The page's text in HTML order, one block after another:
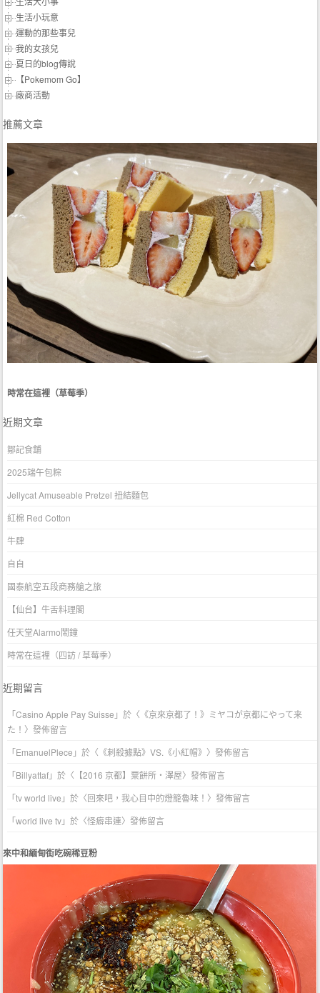
生活小玩意
運動的那些事兒
我的女孩兒
夏日的blog傳說
【Pokemom Go】
廠商活動
推薦文章
時常在這裡（草莓季）
近期文章
鄒記食舖
2025端午包粽
Jellycat Amuseable Pretzel 扭結麵包
紅棉 Red Cotton
牛肆
自自
國泰航空五段商務艙之旅
【仙台】牛舌料理閣
任天堂Alarmo鬧鐘
時常在這裡（四訪 / 草莓季）
近期留言
「Casino Apple Pay Suisse 」於〈 《京來京都了！》ミヤコが京都にやって来
た！ 〉發佈留言
「EmanuelPlece 」於〈 《刺殺據點》VS.《小紅帽》 〉發佈留言
「Billyattaf」於〈 【2016 京都】粟餅所・澤屋〉發佈留言
「tv world live 」於〈回來吧，我心目中的燈籠魯味！ 〉發佈留言
「world live tv」於〈怪癖串連〉發佈留言
來中和緬甸街吃碗稀豆粉